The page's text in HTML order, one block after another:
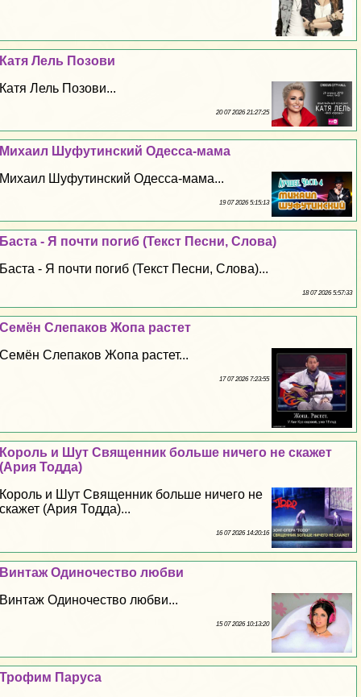
Катя Лель Позови
Катя Лель Позови...
20 07 2026 21:27:25
Михаил Шуфутинский Одесса-мама
Михаил Шуфутинский Одесса-мама...
19 07 2026 5:15:13
Баста - Я почти погиб (Текст Песни, Слова)
Баста - Я почти погиб (Текст Песни, Слова)...
18 07 2026 5:57:33
Семён Слепаков Жoпа растет
Семён Слепаков Жoпа растет...
17 07 2026 7:23:55
Король и Шут Священник больше ничего не скажет
(Ария Тодда)
Король и Шут Священник больше ничего не
скажет (Ария Тодда)...
16 07 2026 14:20:16
Винтаж Одиночество любви
Винтаж Одиночество любви...
15 07 2026 10:13:20
Трофим Паруса